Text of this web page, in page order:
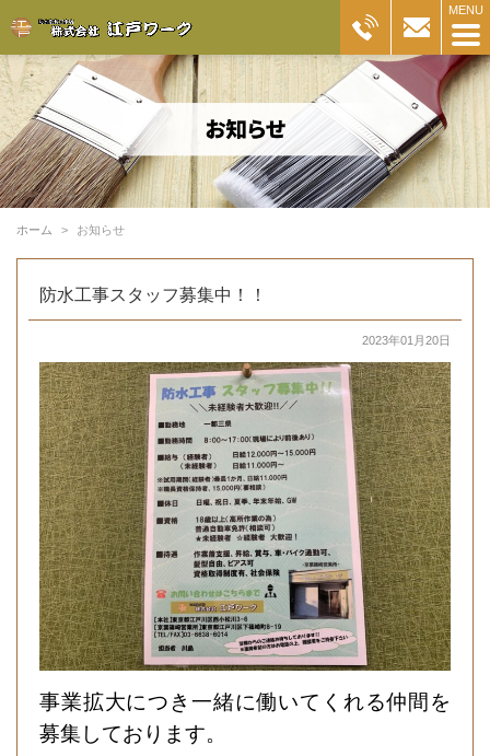
ホーム お知らせ
防水工事スタッフ募集中！！
2023年01月20日
事業拡大につき一緒に働いてくれる仲間を
募集しております。